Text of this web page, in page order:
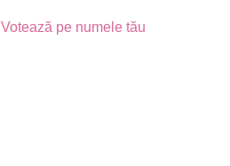
Votează pe numele tău